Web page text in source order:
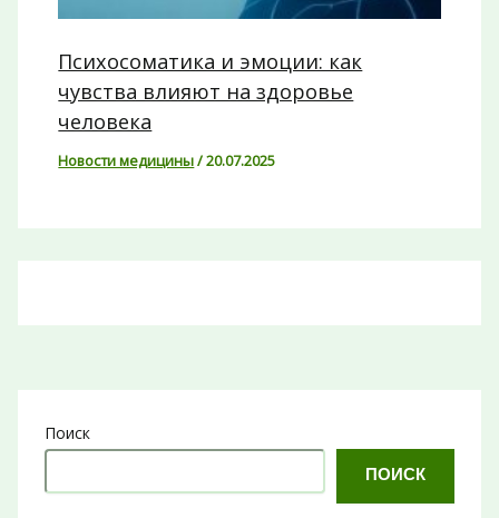
Психосоматика и эмоции: как
чувства влияют на здоровье
человека
Новости медицины/20.07.2025
Поиск
ПОИСК